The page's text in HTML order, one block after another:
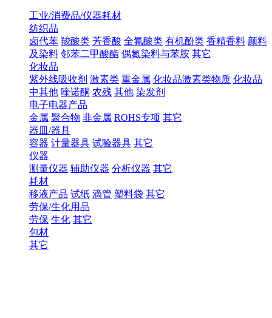
工业/消费品/仪器耗材
纺织品
卤代苯 羧酸类 芳香酸 全氟酸类 有机酚类 香精香料 颜料
及染料 邻苯二甲酸酯 偶氮染料与苯胺 其它
化妆品
紫外线吸收剂 激素类 重金属 化妆品激素类物质 化妆品
中其他 喹诺酮 农残 其他 染发剂
电子电器产品
金属 聚合物 非金属 ROHS专项 其它
器皿/器具
容器 计量器具 试验器具 其它
仪器
测量仪器 辅助仪器 分析仪器 其它
耗材
移液产品 试纸 滴管 塑料袋 其它
劳保/生化用品
劳保 生化 其它
包材
其它